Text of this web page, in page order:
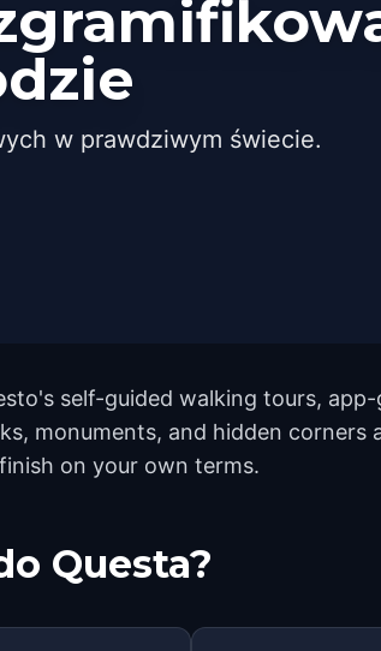
w prawdziwym świecie.
self-guided walking tours,
monuments, and hidden corners
on your own terms.
Questa?